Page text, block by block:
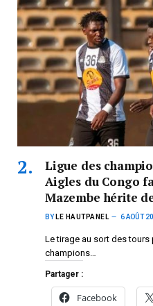
Ligue des
Aigles du Congo
Mazembe hérite
BY LE HAUTPANEL 6 AOÛT
Le tirage au sort des
champions…
Partager :
Facebook